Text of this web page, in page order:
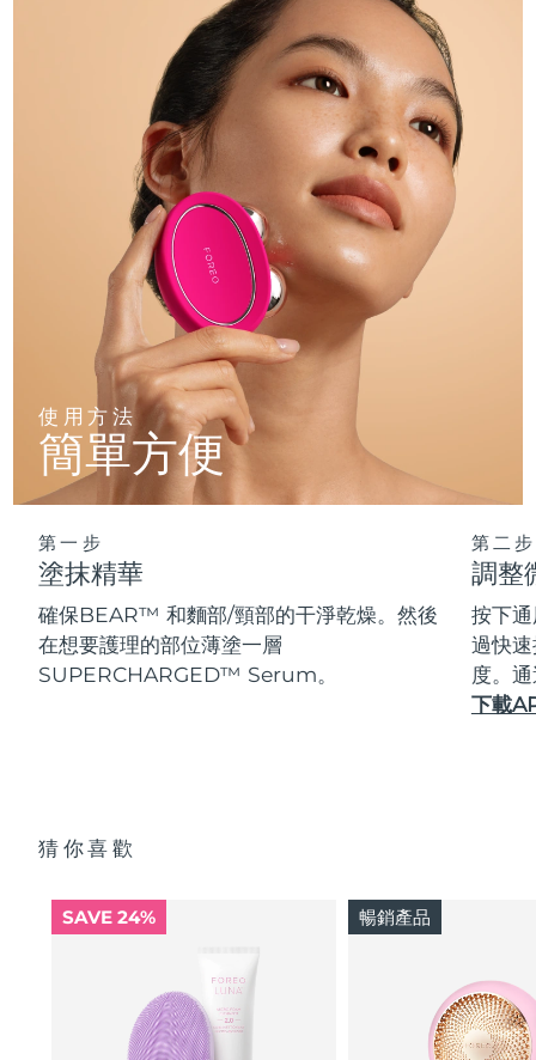
使用方法
簡單方便
第一步
塗抹精華
確保BEAR™ 和麵部/頸部的干淨乾燥。然後
在想要護理的部位薄塗一層
SUPERCHARGED™ Serum。
第二步
調整
按下
過快
度。
下載
猜你喜歡
SAVE 24% 暢銷產品